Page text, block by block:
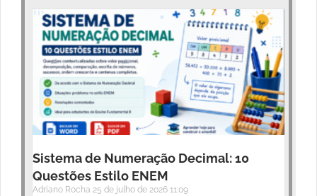
Sistema de Numeração Decimal: 10
Questões Estilo ENEM
Adriano Rocha 25 de julho de 2026 11:09